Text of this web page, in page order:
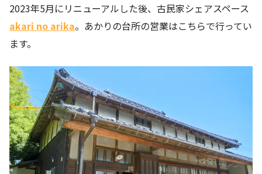
2023年5月にリニューアルした後、古民家シェアスペース
akari no arika。あかりの台所の営業はこちらで行ってい
ます。